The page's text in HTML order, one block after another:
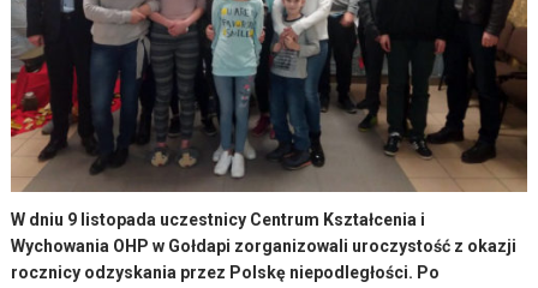
W dniu 9 listopada uczestnicy Centrum Kształcenia i
Wychowania OHP w Gołdapi zorganizowali uroczystość z okazji
rocznicy odzyskania przez Polskę niepodległości. Po